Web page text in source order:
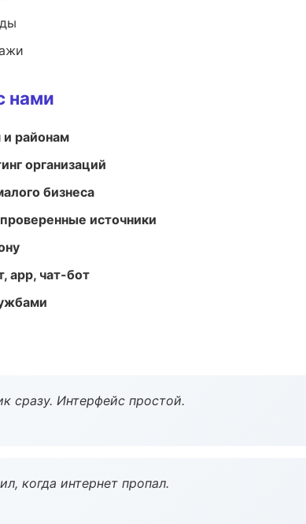
нами
и районам
организаций
бизнеса
источники
app, чат-бот
сразу. Интерфейс простой.
когда интернет пропал.